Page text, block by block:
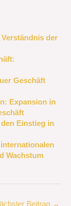
der
Geschäft
Expansion in
Einstieg in
Wachstum
Beitrag →